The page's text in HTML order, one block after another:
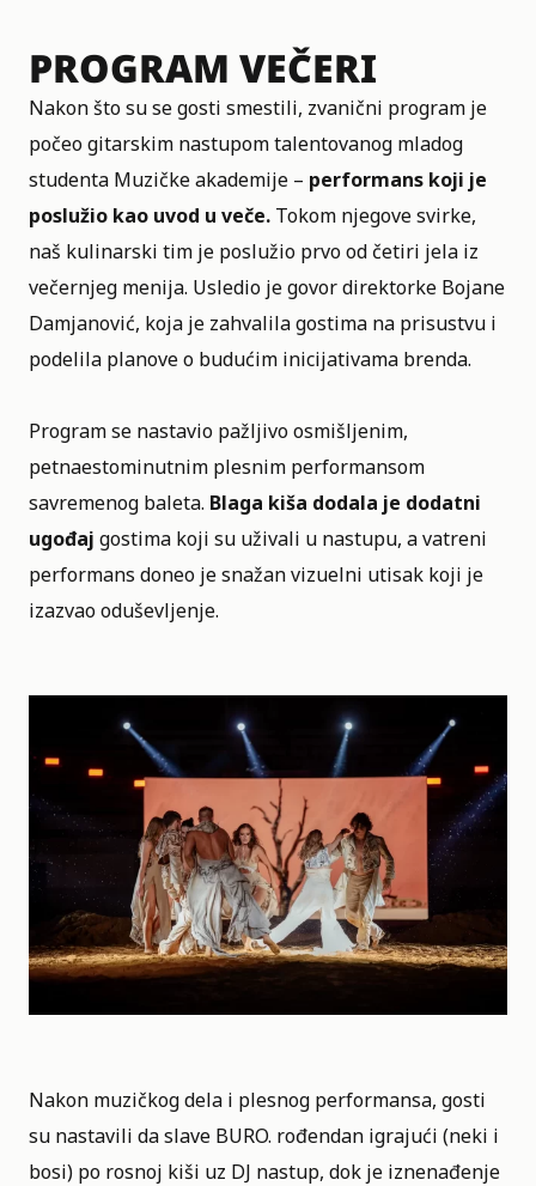
PROGRAM VEČERI
Nakon što su se gosti smestili, zvanični program je
počeo gitarskim nastupom talentovanog mladog
studenta Muzičke akademije – performans koji je
poslužio kao uvod u veče. Tokom njegove svirke,
naš kulinarski tim je poslužio prvo od četiri jela iz
večernjeg menija. Usledio je govor direktorke Bojane
Damjanović, koja je zahvalila gostima na prisustvu i
podelila planove o budućim inicijativama brenda.
Program se nastavio pažljivo osmišljenim,
petnaestominutnim plesnim performansom
savremenog baleta. Blaga kiša dodala je dodatni
ugođaj gostima koji su uživali u nastupu, a vatreni
performans doneo je snažan vizuelni utisak koji je
izazvao oduševljenje.
Nakon muzičkog dela i plesnog performansa, gosti
su nastavili da slave BURO. rođendan igrajući (neki i
bosi) po rosnoj kiši uz DJ nastup, dok je iznenađenje